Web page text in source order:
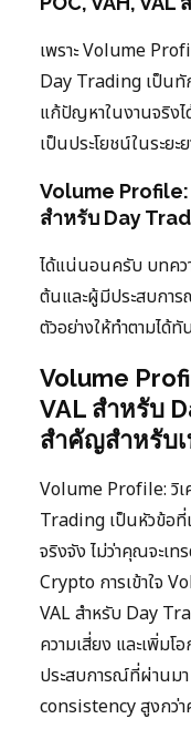
เพราะ Volume
Day Trading เป็นทั
แก้ปัญหาในงานจริงไ
เป็นประโยชน์ในระยะย
Volume Profile:
สำหรับ Day
ได้แน่นอนครับ บทควา
ต้นและผู้มีประสบก
ตัวอย่างให้ทำตามได้
Volume
VAL สำหรับ
สำคัญสำหรับเ
Volume Profile: วิเ
Trading เป็นหัวข้อที่
จริงจัง ไม่ว่าคุณจะเ
Crypto การเข้าใจ
VAL สำหรับ Day
ความเสี่ยง และเพิ่มโ
ประสบการณ์ที่ผ่านมา
consistency สูงกว่